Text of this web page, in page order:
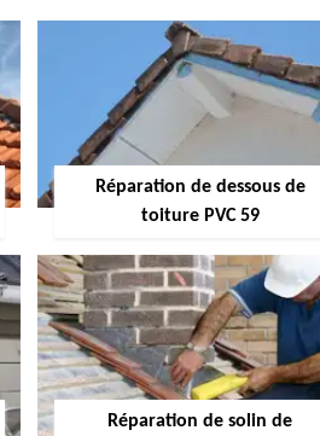
Réparation de dessous de
toiture PVC 59
Réparation de solin de